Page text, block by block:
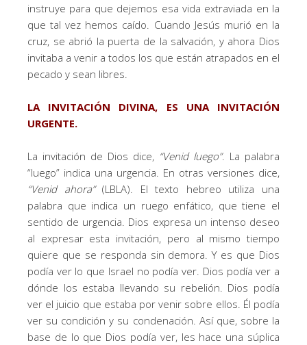
instruye para que dejemos esa vida extraviada en la
que tal vez hemos caído. Cuando Jesús murió en la
cruz, se abrió la puerta de la salvación, y ahora Dios
invitaba a venir a todos los que están atrapados en el
pecado y sean libres.
LA INVITACIÓN DIVINA, ES UNA INVITACIÓN
URGENTE.
La invitación de Dios dice, “Venid luego”. La palabra
“luego” indica una urgencia. En otras versiones dice,
“Venid ahora”(LBLA). El texto hebreo utiliza una
palabra que indica un ruego enfático, que tiene el
sentido de urgencia. Dios expresa un intenso deseo
al expresar esta invitación, pero al mismo tiempo
quiere que se responda sin demora. Y es que Dios
podía ver lo que Israel no podía ver. Dios podía ver a
dónde los estaba llevando su rebelión. Dios podía
ver el juicio que estaba por venir sobre ellos. Él podía
ver su condición y su condenación. Así que, sobre la
base de lo que Dios podía ver, les hace una súplica